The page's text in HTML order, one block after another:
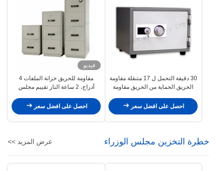
30 دقيقة التحمل ل 17 متنقلة مقاومة
الحريق الحماية من الحريق مقاومة
للحريق
احصل على افضل سعر
فيديو
مقاومة للحريق خزانة الملفات 4
أدراج، 2 ساعة النار تقييم مجلس
احصل على افضل سعر
خطرة التخزين مجلس الوزراء عرض المزيد >>